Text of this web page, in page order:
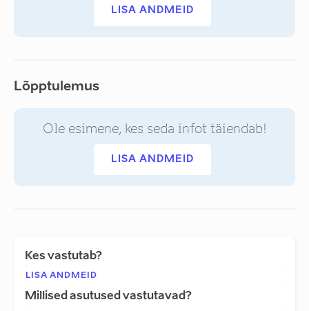
LISA ANDMEID
Lõpptulemus
Ole esimene, kes seda infot täiendab!
LISA ANDMEID
Kes vastutab?
LISA ANDMEID
Millised asutused vastutavad?